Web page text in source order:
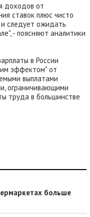
доходов от
ставок плюс чисто
следует ожидать
- поясняют аналитики
в России
эффектом" от
выплатами
ограничивающими
труда в большинстве
больше